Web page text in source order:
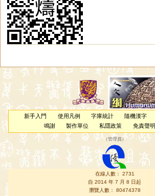
新手入門 使用凡例 字庫統計 隨機漢字
鳴謝
製作單位 私隱政策 免責聲明
（管理員 ）
在線人數： 2731
自 2014 年 7 月 8 日起
瀏覽人數： 80474378